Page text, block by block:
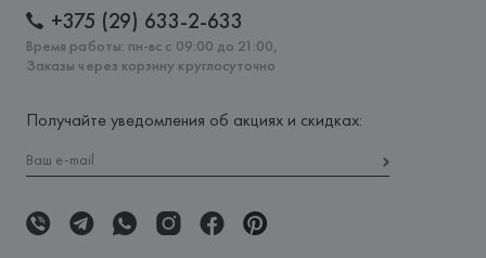
+375 (29) 633-2-633
Время работы: пн-вс с 09:00 до 21:00,
Заказы через корзину круглосуточно
Получайте уведомления об акциях и скидках: